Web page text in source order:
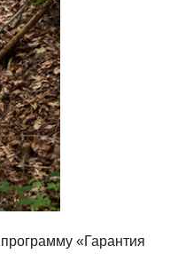
«Гарантия